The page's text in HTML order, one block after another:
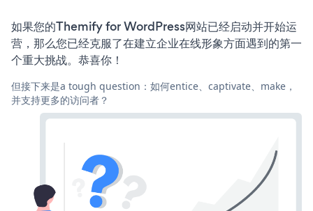
如果您的Themify for WordPress网站已经启动并开始运
营，那么您已经克服了在建立企业在线形象方面遇到的第一
个重大挑战。恭喜你！
但接下来是a tough question：如何entice、captivate、make，
并支持更多的访问者？